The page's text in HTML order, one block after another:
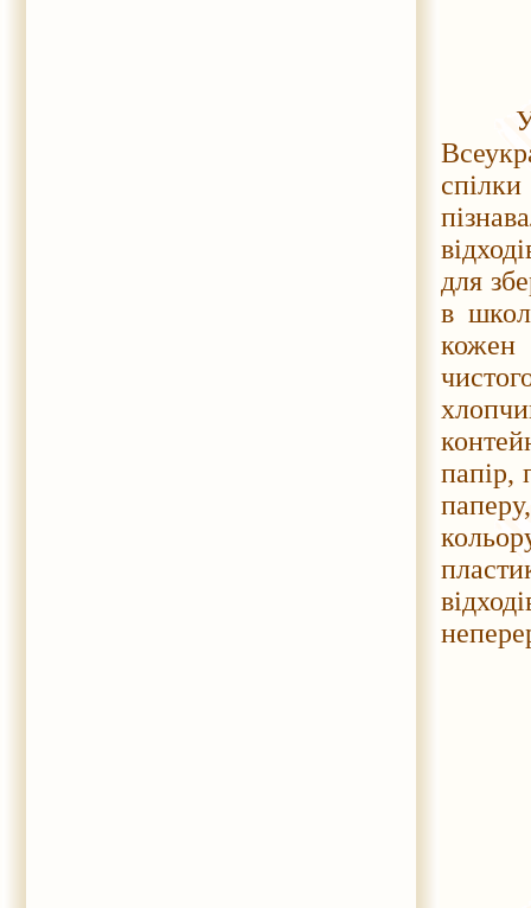
У
для
в
кожен
папір,